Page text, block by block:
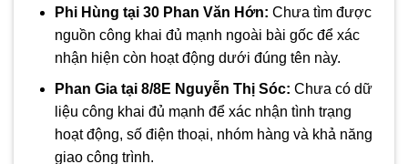
Phi Hùng tại 30 Phan Văn Hớn: Chưa tìm được
nguồn công khai đủ mạnh ngoài bài gốc để xác
nhận hiện còn hoạt động dưới đúng tên này.
Phan Gia tại 8/8E Nguyễn Thị Sóc: Chưa có dữ
liệu công khai đủ mạnh để xác nhận tình trạng
hoạt động, số điện thoại, nhóm hàng và khả năng
giao công trình.